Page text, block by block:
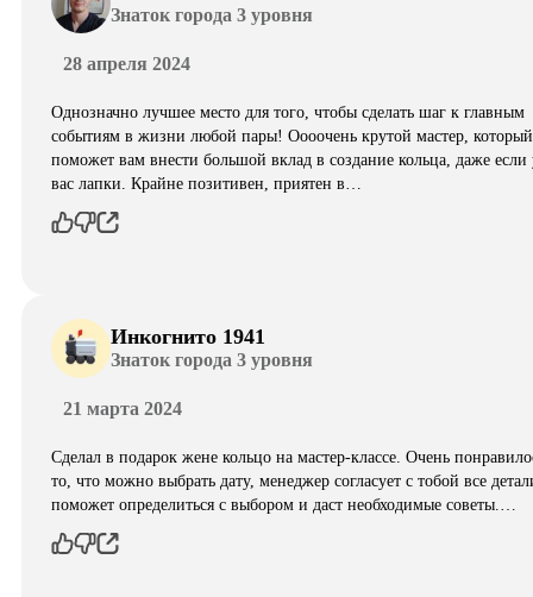
Знаток города 3 уровня
28 апреля 2024
Однозначно лучшее место для того, чтобы сделать шаг к главным
событиям в жизни любой пары! Оооочень крутой мастер, который
поможет вам внести большой вклад в создание кольца, даже если
вас лапки. Крайне позитивен, приятен в…
Инкогнито 1941
Знаток города 3 уровня
21 марта 2024
Сделал в подарок жене кольцо на мастер-классе. Очень
то, что можно выбрать дату, менеджер согласует с тобой все
поможет определиться с выбором и даст необходимые советы.…